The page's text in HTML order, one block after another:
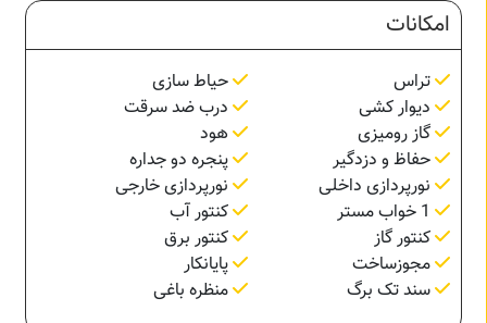
امکانات
تراس
حیاط سازی
دیوار کشی
درب ضد سرقت
گاز رومیزی
هود
حفاظ و دزدگیر
پنجره دو جداره
نورپردازی داخلی
نورپردازی خارجی
کنتور آب
کنتور گاز
کنتور برق
مجوزساخت
پایانکار
سند تک برگ
منظره باغی